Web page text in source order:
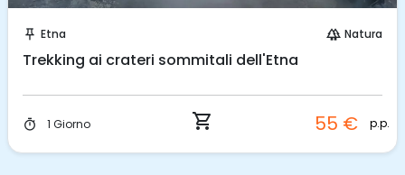
push_pin Etna forest Natura
Trekking ai crateri sommitali dell'Etna
timer 1 Giorno shopping_cart 55 € p.p.